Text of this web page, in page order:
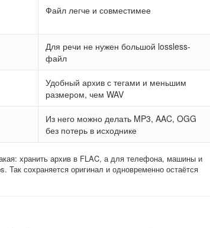
Файл легче и совместимее
Для речи не нужен большой lossless-
файл
Удобный архив с тегами и меньшим
размером, чем WAV
Из него можно делать MP3, AAC, OGG
без потерь в исходнике
хранить архив в FLAC, а для телефона, машины и
Так сохраняется оригинал и одновременно остаётся